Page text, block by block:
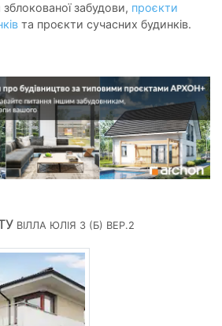
забудови, проєкти
та проєкти сучасних будинків.
ВІЛЛА ЮЛІЯ 3 (Б) ВЕР.2